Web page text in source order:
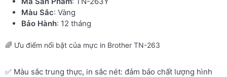
Màu Sắc: Vàng
Bảo Hành: 12 tháng
🌈 Ưu điểm nổi bật của mực in Brother TN-263
✅ Màu sắc trung thực, in sắc nét: đảm bảo chất lượng hình